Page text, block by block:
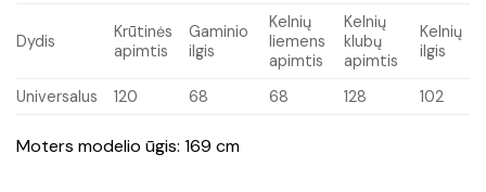
Dydis
Krūtinės
apimtis
Gaminio
ilgis
Kelnių
liemens
apimtis
Kelnių
klubų
apimtis
Kelnių
ilgis
Universalus 120 68 68 128 102
Moters modelio ūgis: 169 cm